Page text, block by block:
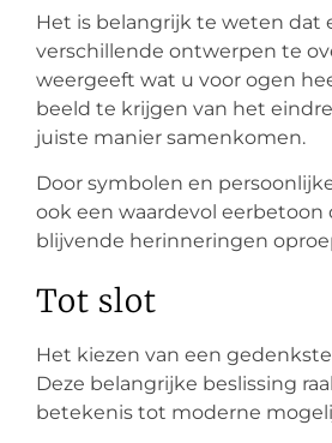
Het is belangrijk te weten dat
verschillende ontwerpen te
weergeeft wat u voor ogen
beeld te krijgen van het
juiste manier samenkomen.
Door symbolen en
ook een waardevol
blijvende herinneringen
Tot slot
Het kiezen van een
Deze belangrijke beslissing
betekenis tot moderne